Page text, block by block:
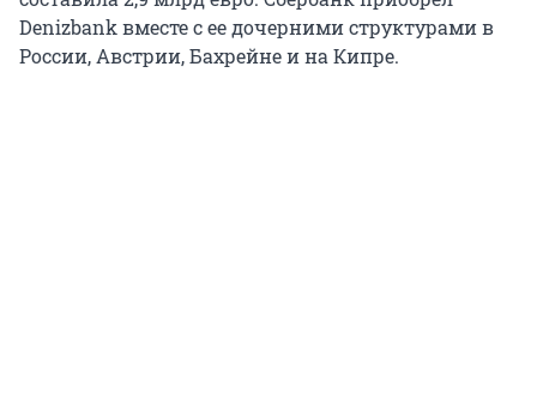
Denizbank вместе с ее дочерними структурами в
России, Австрии, Бахрейне и на Кипре.